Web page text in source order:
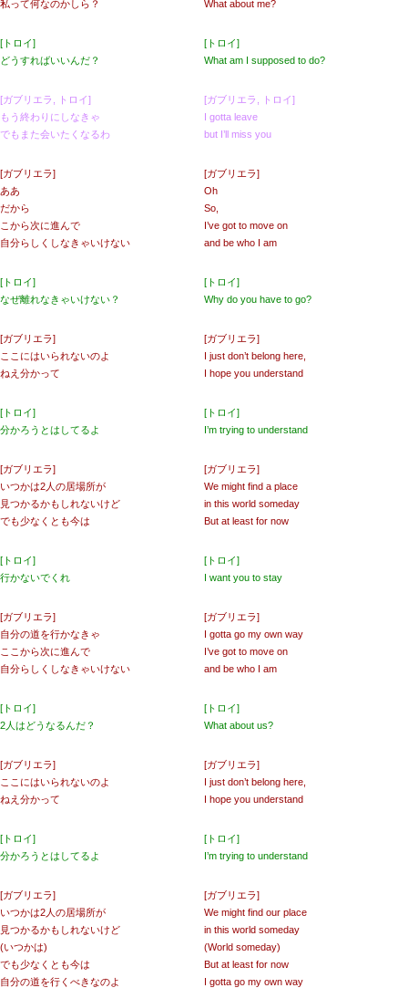
私って何なのかしら？
[トロイ]
どうすればいいんだ？
[ガブリエラ, トロイ]
もう終わりにしなきゃ
でもまた会いたくなるわ
[ガブリエラ]
ああ
だから
こから次に進んで
自分らしくしなきゃいけない
[トロイ]
なぜ離れなきゃいけない？
[ガブリエラ]
ここにはいられないのよ
ねえ分かって
[トロイ]
分かろうとはしてるよ
[ガブリエラ]
いつかは2人の居場所が
見つかるかもしれないけど
でも少なくとも今は
[トロイ]
行かないでくれ
[ガブリエラ]
自分の道を行かなきゃ
ここから次に進んで
自分らしくしなきゃいけない
[トロイ]
2人はどうなるんだ？
[ガブリエラ]
ここにはいられないのよ
ねえ分かって
[トロイ]
分かろうとはしてるよ
[ガブリエラ]
いつかは2人の居場所が
見つかるかもしれないけど
(いつかは)
でも少なくとも今は
自分の道を行くべきなのよ
What about me?
[トロイ]
What am I supposed to do?
[ガブリエラ, トロイ]
I gotta leave
but I’ll miss you
[ガブリエラ]
Oh
So,
I’ve got to move on
and be who I am
[トロイ]
Why do you have to go?
[ガブリエラ]
I just don’t belong here,
I hope you understand
[トロイ]
I’m trying to understand
[ガブリエラ]
We might find a place
in this world someday
But at least for now
[トロイ]
I want you to stay
[ガブリエラ]
I gotta go my own way
I’ve got to move on
and be who I am
[トロイ]
What about us?
[ガブリエラ]
I just don’t belong here,
I hope you understand
[トロイ]
I’m trying to understand
[ガブリエラ]
We might find our place
in this world someday
(World someday)
But at least for now
I gotta go my own way